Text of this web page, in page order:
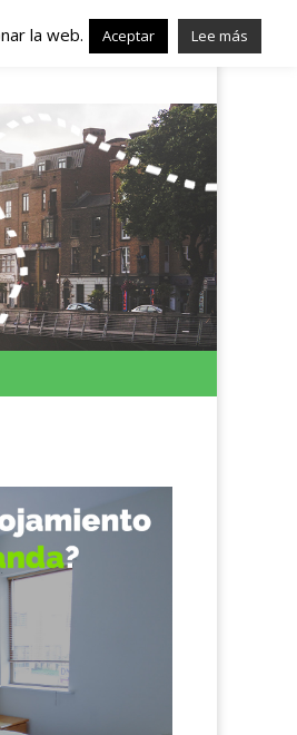
en
la web. Aceptar Lee más